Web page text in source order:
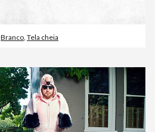
Branco Tela cheia